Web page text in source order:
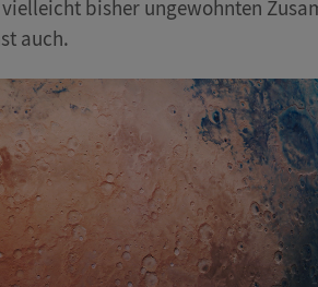
bisher ungewohnten
auch.